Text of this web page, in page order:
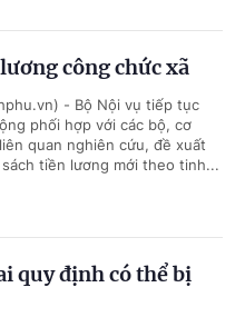
công chức xã
- Bộ Nội vụ tiếp tục
phối hợp với các bộ, cơ
quan nghiên cứu, đề xuất
tiền lương mới theo tinh...
quy định có thể bị